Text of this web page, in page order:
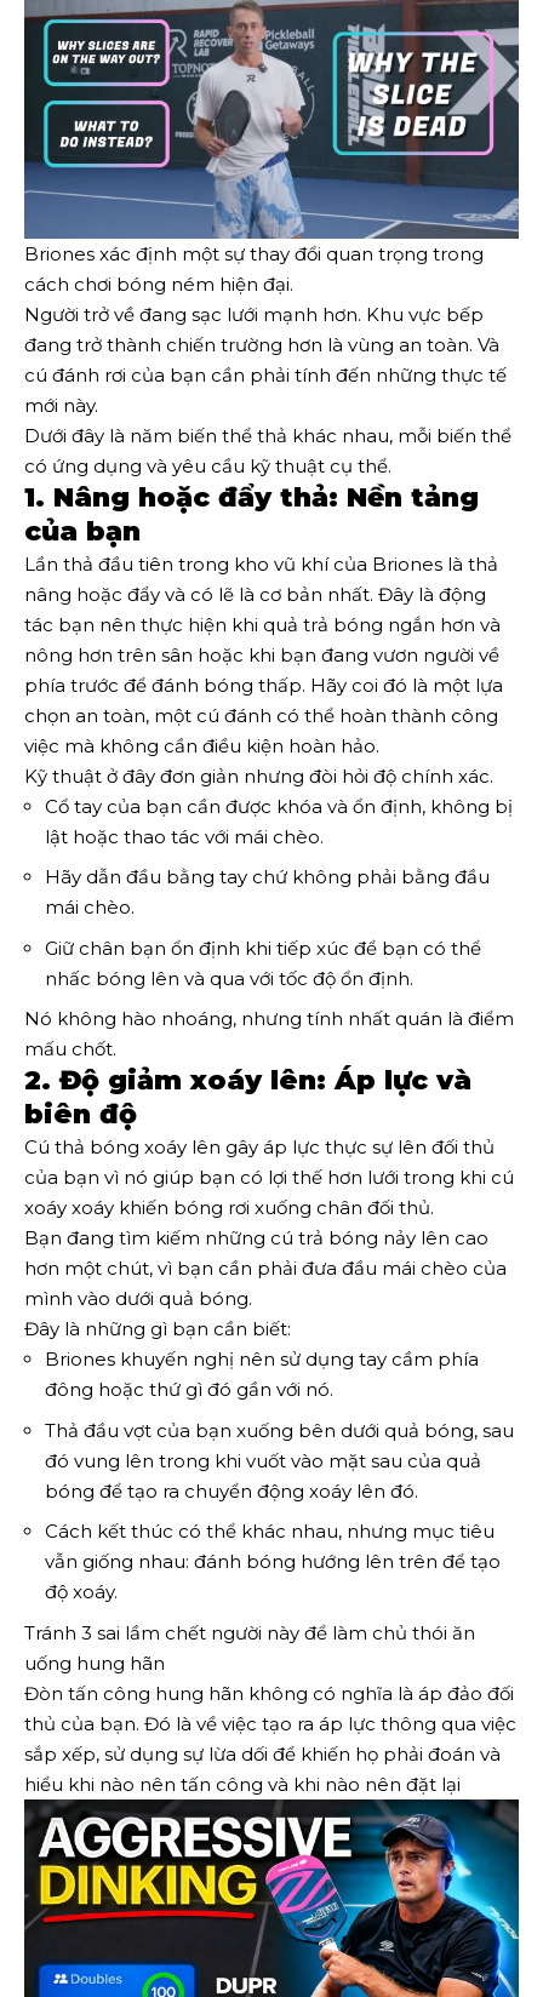
Briones xác định một sự thay đổi quan trọng trong
cách chơi bóng ném hiện đại.
Người trở về đang sạc lưới mạnh hơn. Khu vực bếp
đang trở thành chiến trường hơn là vùng an toàn. Và
cú đánh rơi của bạn cần phải tính đến những thực tế
mới này.
Dưới đây là năm biến thể thả khác nhau, mỗi biến thể
có ứng dụng và yêu cầu kỹ thuật cụ thể.
1. Nâng hoặc đẩy thả: Nền tảng
của bạn
Lần thả đầu tiên trong kho vũ khí của Briones là thả
nâng hoặc đẩy và có lẽ là cơ bản nhất. Đây là động
tác bạn nên thực hiện khi quả trả bóng ngắn hơn và
nông hơn trên sân hoặc khi bạn đang vươn người về
phía trước để đánh bóng thấp. Hãy coi đó là một lựa
chọn an toàn, một cú đánh có thể hoàn thành công
việc mà không cần điều kiện hoàn hảo.
Kỹ thuật ở đây đơn giản nhưng đòi hỏi độ chính xác.
Cổ tay của bạn cần được khóa và ổn định, không bị
lật hoặc thao tác với mái chèo.
Hãy dẫn đầu bằng tay chứ không phải bằng đầu
mái chèo.
Giữ chân bạn ổn định khi tiếp xúc để bạn có thể
nhấc bóng lên và qua với tốc độ ổn định.
Nó không hào nhoáng, nhưng tính nhất quán là điểm
mấu chốt.
2. Độ giảm xoáy lên: Áp lực và
biên độ
Cú thả bóng xoáy lên gây áp lực thực sự lên đối thủ
của bạn vì nó giúp bạn có lợi thế hơn lưới trong khi cú
xoáy xoáy khiến bóng rơi xuống chân đối thủ.
Bạn đang tìm kiếm những cú trả bóng nảy lên cao
hơn một chút, vì bạn cần phải đưa đầu mái chèo của
mình vào dưới quả bóng.
Đây là những gì bạn cần biết:
Briones khuyến nghị nên sử dụng tay cầm phía
đông hoặc thứ gì đó gần với nó.
Thả đầu vợt của bạn xuống bên dưới quả bóng, sau
đó vung lên trong khi vuốt vào mặt sau của quả
bóng để tạo ra chuyển động xoáy lên đó.
Cách kết thúc có thể khác nhau, nhưng mục tiêu
vẫn giống nhau: đánh bóng hướng lên trên để tạo
độ xoáy.
Tránh 3 sai lầm chết người này để làm chủ thói ăn
uống hung hãn
Đòn tấn công hung hãn không có nghĩa là áp đảo đối
thủ của bạn. Đó là về việc tạo ra áp lực thông qua việc
sắp xếp, sử dụng sự lừa dối để khiến họ phải đoán và
hiểu khi nào nên tấn công và khi nào nên đặt lại